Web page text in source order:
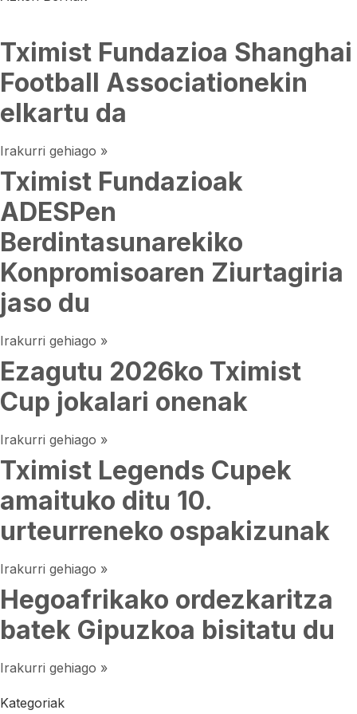
Tximist Fundazioa Shanghai
Football Associationekin
elkartu da
Irakurri gehiago »
Tximist Fundazioak
ADESPen
Berdintasunarekiko
Konpromisoaren Ziurtagiria
jaso du
Irakurri gehiago »
Ezagutu 2026ko Tximist
Cup jokalari onenak
Irakurri gehiago »
Tximist Legends Cupek
amaituko ditu 10.
urteurreneko ospakizunak
Irakurri gehiago »
Hegoafrikako ordezkaritza
batek Gipuzkoa bisitatu du
Irakurri gehiago »
Kategoriak